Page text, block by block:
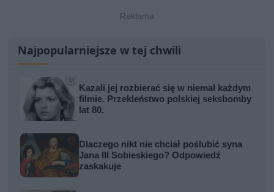
Najpopularniejsze w tej chwili
Kazali jej rozbierać się w niemal każdym
filmie. Przekleństwo polskiej seksbomby
lat 80.
Dlaczego nikt nie chciał poślubić syna
Jana III Sobieskiego? Odpowiedź
zaskakuje